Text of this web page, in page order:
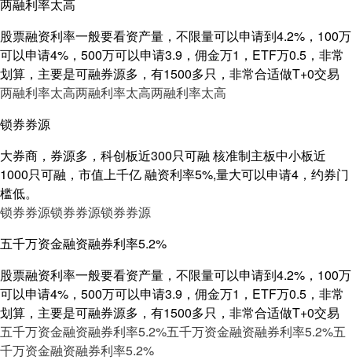
两融利率太高
股票融资利率一般要看资产量，不限量可以申请到4.2%，100万
可以申请4%，500万可以申请3.9，佣金万1，ETF万0.5，非常
划算，主要是可融券源多，有1500多只，非常合适做T+0交易
两融利率太高两融利率太高两融利率太高
锁券券源
大券商，券源多，科创板近300只可融 核准制主板中小板近
1000只可融，市值上千亿 融资利率5%,量大可以申请4，约券门
槛低。
锁券券源锁券券源锁券券源
五千万资金融资融券利率5.2%
股票融资利率一般要看资产量，不限量可以申请到4.2%，100万
可以申请4%，500万可以申请3.9，佣金万1，ETF万0.5，非常
划算，主要是可融券源多，有1500多只，非常合适做T+0交易
五千万资金融资融券利率5.2%五千万资金融资融券利率5.2%五
千万资金融资融券利率5.2%